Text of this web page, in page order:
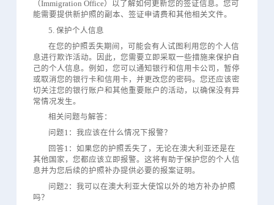
（Immigration Office）以了解如何更新您的签证信息。您可
能需要提供新护照的副本、签证申请费和其他相关文件。
5. 保护个人信息
在您的护照丢失期间，可能会有人试图利用您的个人信
息进行欺诈活动。因此，您需要立即采取一些措施来保护自
己的个人信息。例如，您可以通知银行和信用卡公司，暂停
或取消您的银行卡和信用卡，并更改您的密码。您还应该密
切关注您的银行账户和其他重要账户的活动，以确保没有异
常情况发生。
相关问题与解答：
问题1：我应该在什么情况下报警？
回答1：如果您的护照丢失了，无论在澳大利亚还是在
其他国家，您都应该立即报警。这将有助于保护您的个人信
息并为您后续的护照补办提供必要的报案证明。
问题2：我可以在澳大利亚大使馆以外的地方补办护照
吗？